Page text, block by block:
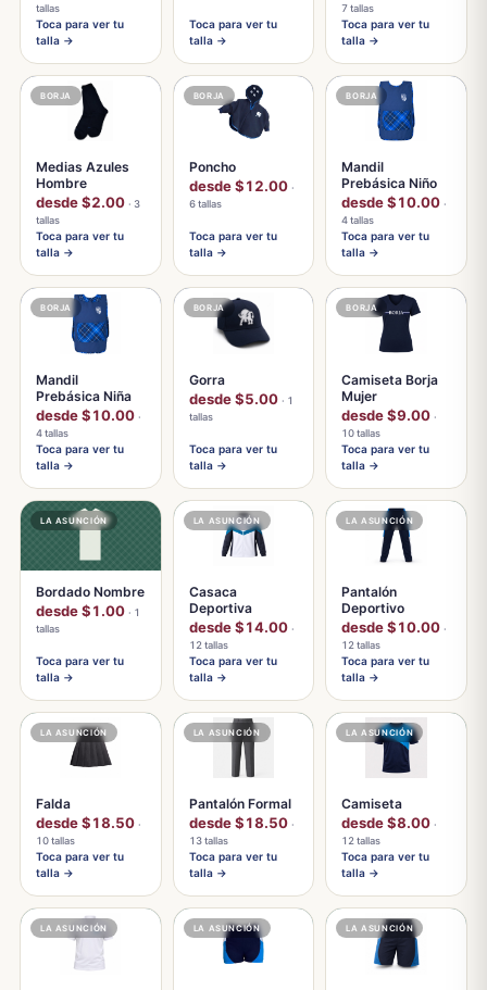
tallas
Toca para ver tu
talla →
Toca para ver tu
talla →
7 tallas
Toca para ver tu
talla →
BORJA
Medias Azules
Hombre
desde $2.00 · 3
tallas
Toca para ver tu
talla →
BORJA
Poncho
desde $12.00 ·
6 tallas
Toca para ver tu
talla →
BORJA
Mandil
Prebásica Niño
desde $10.00 ·
4 tallas
Toca para ver tu
talla →
BORJA
Mandil
Prebásica Niña
desde $10.00 ·
4 tallas
Toca para ver tu
talla →
BORJA
Gorra
desde $5.00 · 1
tallas
Toca para ver tu
talla →
BORJA
Camiseta Borja
Mujer
desde $9.00 ·
10 tallas
Toca para ver tu
talla →
LA ASUNCIÓN
Bordado Nombre
desde $1.00 · 1
tallas
Toca para ver tu
talla →
LA ASUNCIÓN
Casaca
Deportiva
desde $14.00 ·
12 tallas
Toca para ver tu
talla →
LA ASUNCIÓN
Pantalón
Deportivo
desde $10.00 ·
12 tallas
Toca para ver tu
talla →
LA ASUNCIÓN
Falda
desde $18.50 ·
10 tallas
Toca para ver tu
talla →
LA ASUNCIÓN
Pantalón Formal
desde $18.50 ·
13 tallas
Toca para ver tu
talla →
LA ASUNCIÓN
Camiseta
desde $8.00 ·
12 tallas
Toca para ver tu
talla →
LA ASUNCIÓN LA ASUNCIÓN LA ASUNCIÓN